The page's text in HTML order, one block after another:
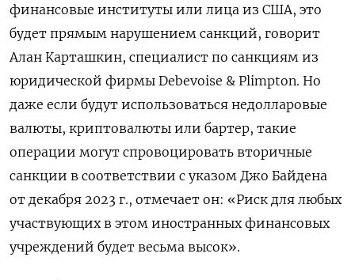
финансовые институты или лица из США, это
будет прямым нарушением санкций, говорит
Алан Карташкин, специалист по санкциям из
юридической фирмы Debevoise & Plimpton. Но
даже если будут использоваться недолларовые
валюты, криптовалюты или бартер, такие
операции могут спровоцировать вторичные
санкции в соответствии с указом Джо Байдена
от декабря 2023 г., отмечает он: «Риск для любых
участвующих в этом иностранных финансовых
учреждений будет весьма высок».